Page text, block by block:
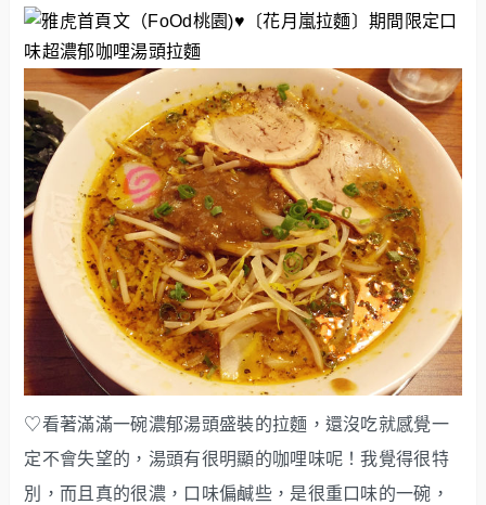
♡看著滿滿一碗濃郁湯頭盛裝的拉麵，還沒吃就感覺一
定不會失望的，湯頭有很明顯的咖哩味呢！我覺得很特
別，而且真的很濃，口味偏鹹些，是很重口味的一碗，